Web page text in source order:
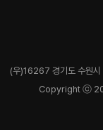
(우)16267 경기도 수원
Copyright ⓒ